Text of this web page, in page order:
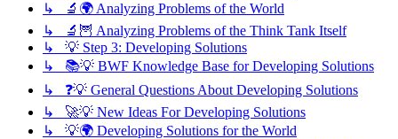
↳ 🔬🌍 Analyzing Problems of the World
↳ 🔬🦉 Analyzing Problems of the Think Tank Itself
↳ 💡 Step 3: Developing Solutions
↳ 📚💡 BWF Knowledge Base for Developing Solutions
↳ ❓💡 General Questions About Developing Solutions
↳ 🚀💡 New Ideas For Developing Solutions
↳ 💡🌍 Developing Solutions for the World